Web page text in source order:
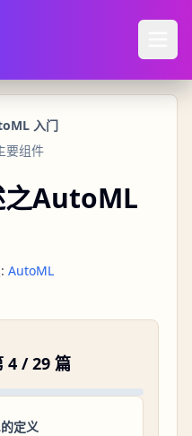
入门
要组件
AutoML
: AutoML
4 /29 篇
定义